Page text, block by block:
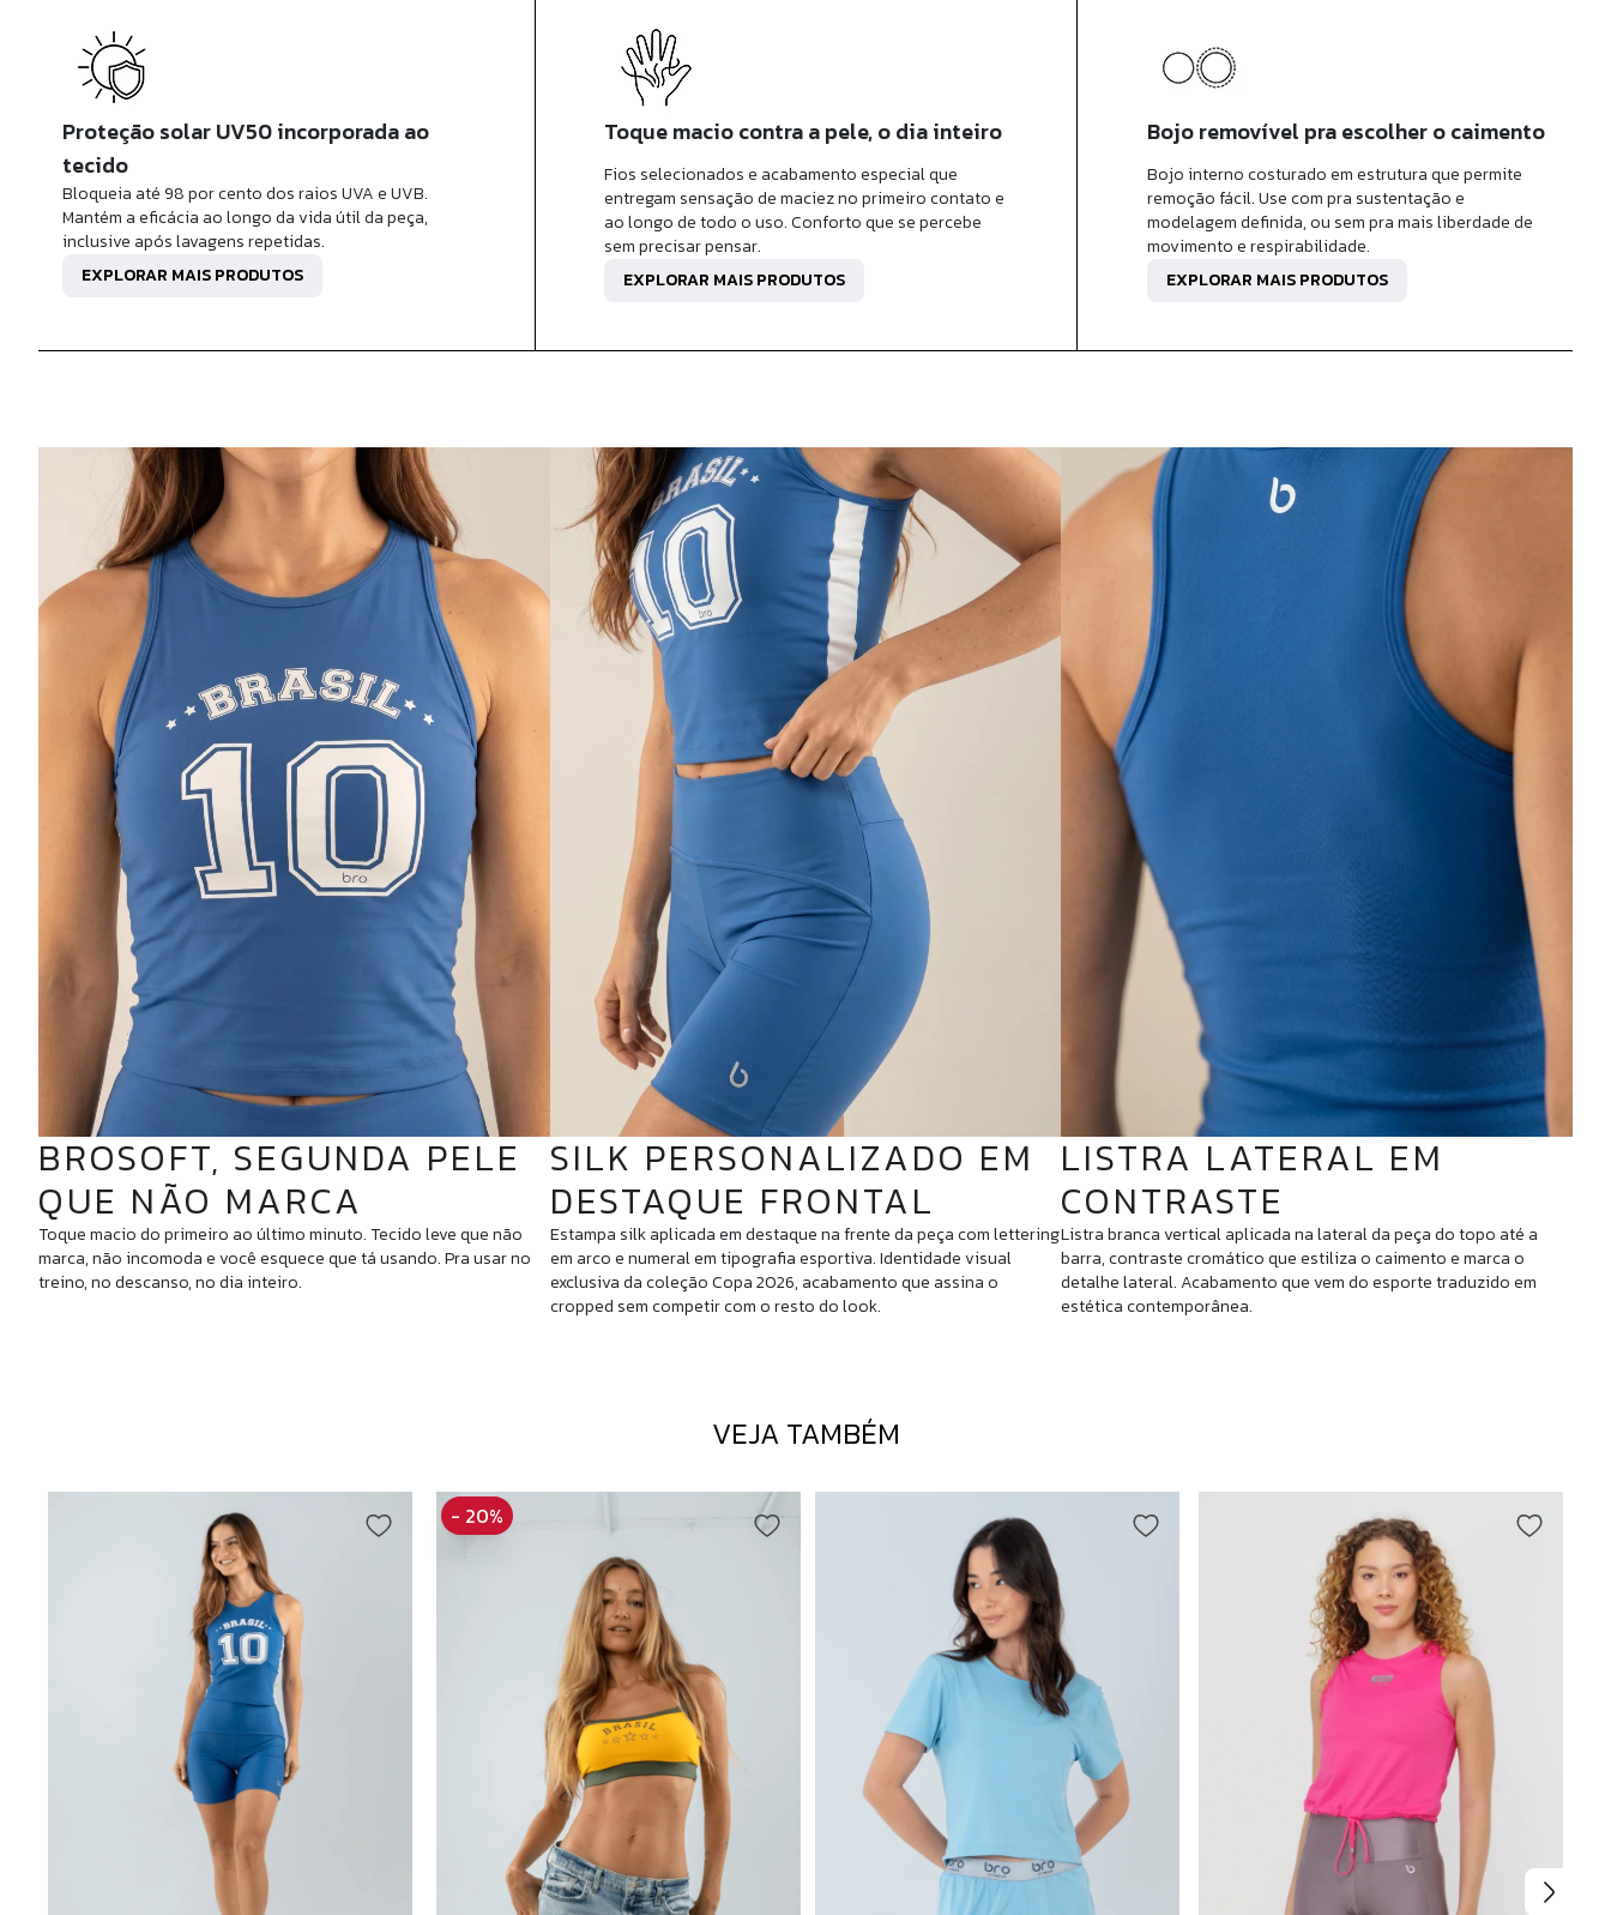
Proteção solar UV50 incorporada ao
tecido
Bloqueia até 98 por cento dos raios UVA e UVB.
Mantém a eficácia ao longo da vida útil da peça,
inclusive após lavagens repetidas.
EXPLORAR MAIS PRODUTOS
Toque macio contra a pele, o dia inteiro
Fios selecionados e acabamento especial que
entregam sensação de maciez no primeiro contato e
ao longo de todo o uso. Conforto que se percebe
sem precisar pensar.
EXPLORAR MAIS PRODUTOS
Bojo removível pra escolher o caimento
Bojo interno costurado em estrutura que permite
remoção fácil. Use com pra sustentação e
modelagem definida, ou sem pra mais liberdade de
movimento e respirabilidade.
EXPLORAR MAIS PRODUTOS
BROSOFT, SEGUNDA PELE
QUE NÃO MARCA
Toque macio do primeiro ao último minuto. Tecido leve que não
marca, não incomoda e você esquece que tá usando. Pra usar no
treino, no descanso, no dia inteiro.
SILK PERSONALIZADO EM
DESTAQUE FRONTAL
Estampa silk aplicada em destaque na frente da peça com lettering
em arco e numeral em tipografia esportiva. Identidade visual
exclusiva da coleção Copa 2026, acabamento que assina o
cropped sem competir com o resto do look.
LISTRA LATERAL EM
CONTRASTE
Listra branca vertical aplicada na lateral da peça do topo até a
barra, contraste cromático que estiliza o caimento e marca o
detalhe lateral. Acabamento que vem do esporte traduzido em
estética contemporânea.
VEJA TAMBÉM
- 20%